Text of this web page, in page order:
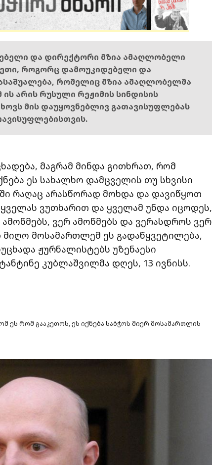
და დირექტორი მზია ამაღლობელი
როგორც დამოუკიდებელი და
რომელიც მზია ამაღლობელმა
არის რუსული რეჟიმის სინდისის
მის დაუყოვნებლივ გათავისუფლებას
მაგრამ მინდა გითხრათ, რომ
ეს სახალხო დამცველის თუ სხვისი
რაღაც არასწორად მოხდა და დავიწყოთ
ვუთხარით და ყველამ უნდა იცოდეს,
ვერ ამოწმებს და ვერასდროს ვერ
მიღო მოსამართლემ ეს გადაწყვეტილება,
ჟურნალისტებს უზენაესი
კუბლაშვილმა დღეს, 13 ივნისს.
ეს რომ გააკეთოს, ეს იქნება საბჭოს მიერ მოსამართლის